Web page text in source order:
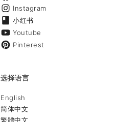
Instagram
小红书
Youtube
Pinterest
选择语言
English
简体中文
繁體中文